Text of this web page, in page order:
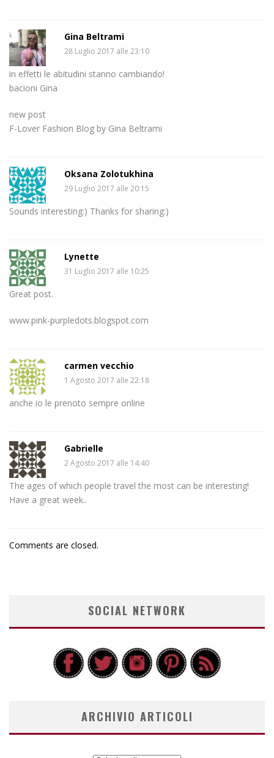
Gina Beltrami
28 Luglio 2017 alle 23:10
in effetti le abitudini stanno cambiando!
bacioni Gina
new post
F-Lover Fashion Blog by Gina Beltrami
Oksana Zolotukhina
29 Luglio 2017 alle 20:15
Sounds interesting:) Thanks for sharing:)
Lynette
31 Luglio 2017 alle 10:25
Great post.
www.pink-purpledots.blogspot.com
carmen vecchio
1 Agosto 2017 alle 22:18
anche io le prenoto sempre online
Gabrielle
2 Agosto 2017 alle 14:40
The ages of which people travel the most can be interesting!
Have a great week..
Comments are closed.
SOCIAL NETWORK
ARCHIVIO ARTICOLI